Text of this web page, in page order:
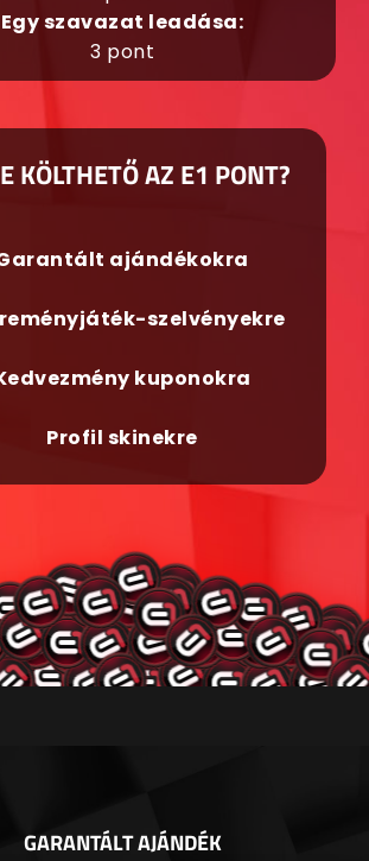
Egy szavazat leadása:
3 pont
KÖLTHETŐ AZ E1 PONT?
ajándékokra
szelvényekre
kuponokra
Profil skinekre
GARANTÁLT AJÁNDÉK